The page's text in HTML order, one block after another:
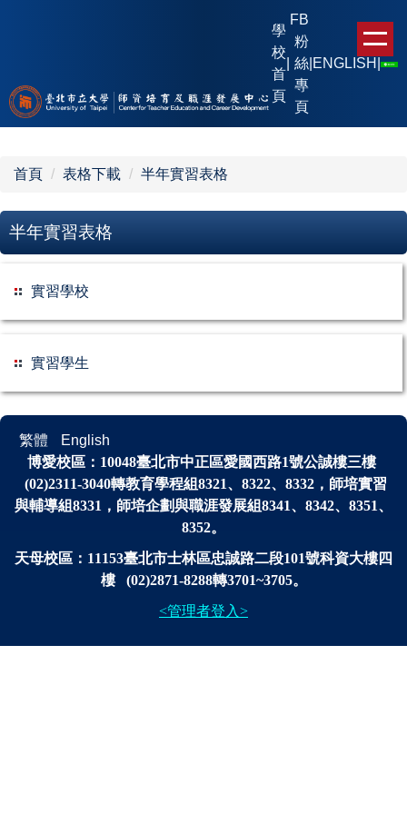
內
容
學
校
首
頁
FB
粉
絲
專
頁
ENGLISH |
首頁 表格下載 半年實習表格
半年實習表格
實習學校
實習學生
繁體
English
博愛校區： 10048臺北市中正區愛國西路1號公誠樓三樓
(02)2311-3040轉教育學程組8321、8322、8332，師培實習
與輔導組8331，師培企劃與職涯發展組8341、 8342、8351、
8352。
天母校區：11153臺北市士林區忠誠路二段101號科資大樓四
樓 (02)2871-8288轉3701~3705。
<管理者登入>